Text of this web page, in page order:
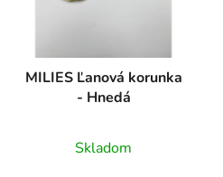
MILIES Ľanová korunka
- Hnedá
Skladom